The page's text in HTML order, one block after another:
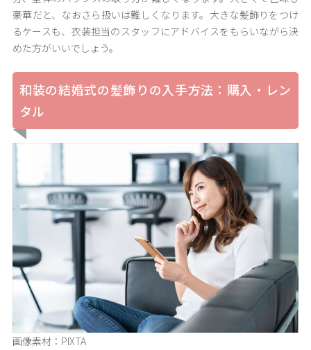
豪華だと、なおさら扱いは難しくなります。大きな髪飾りをつけ
るケースも、衣装担当のスタッフにアドバイスをもらいながら決
めた方がいいでしょう。
和装の結婚式の髪飾りの入手方法：購入・レン
タル
画像素材：PIXTA